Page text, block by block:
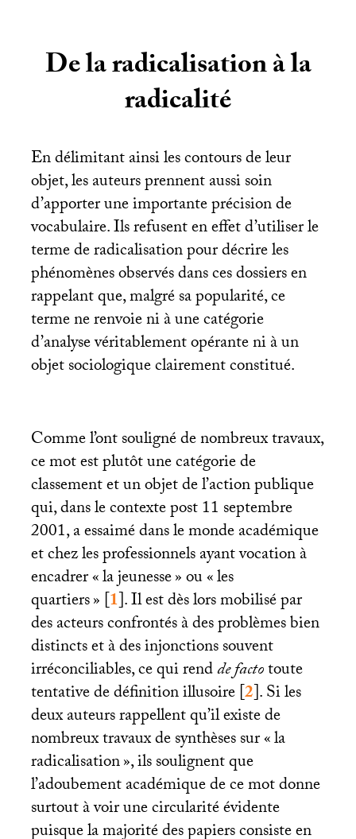
De la radicalisation à la
radicalité
En délimitant ainsi les contours de leur
objet, les auteurs prennent aussi soin
d’apporter une importante précision de
vocabulaire. Ils refusent en effet d’utiliser le
terme de radicalisation pour décrire les
phénomènes observés dans ces dossiers en
rappelant que, malgré sa popularité, ce
terme ne renvoie ni à une catégorie
d’analyse véritablement opérante ni à un
objet sociologique clairement constitué.
Comme l’ont souligné de nombreux travaux,
ce mot est plutôt une catégorie de
classement et un objet de l’action publique
qui, dans le contexte post 11 septembre
2001, a essaimé dans le monde académique
et chez les professionnels ayant vocation à
encadrer «la jeunesse» ou «les
quartiers»[1]. Il est dès lors mobilisé par
des acteurs confrontés à des problèmes bien
distincts et à des injonctions souvent
irréconciliables, ce qui rendde factotoute
tentative de définition illusoire[2]. Si les
deux auteurs rappellent qu’il existe de
nombreux travaux de synthèses sur «la
radicalisation», ils soulignent que
l’adoubement académique de ce mot donne
surtout à voir une circularité évidente
puisque la majorité des papiers consiste en